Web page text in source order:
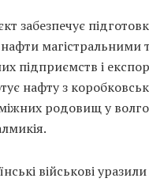
забезпечує
підприємств і
нафту з
родовищ у
військові